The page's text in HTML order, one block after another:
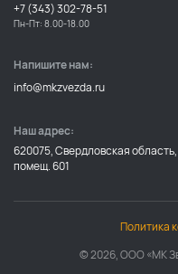
+7 (343) 302-78-51
Пн-Пт: 8.00-18.00
Напишите нам:
info@mkzvezda.ru
Наш адрес:
620075, Свердловская
помещ. 601
© 2026, ООО «МК
Политика